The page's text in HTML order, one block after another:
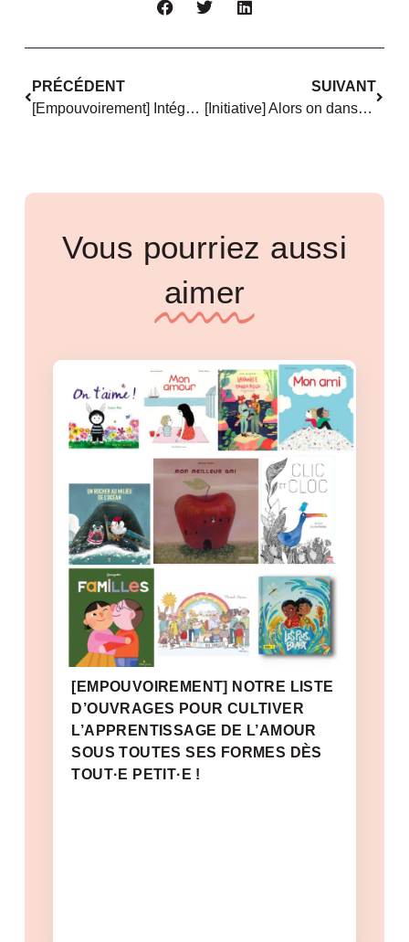
PRÉCÉDENT
[Empouvoirement] Intégrer une chorale féministe ? Oui, mais laquelle ?
SUIVANT
[Initiative] Alors on danse… safe et inclusif ?
Vous pourriez aussi
aimer
[EMPOUVOIREMENT] NOTRE LISTE
D’OUVRAGES POUR CULTIVER
L’APPRENTISSAGE DE L’AMOUR
SOUS TOUTES SES FORMES DÈS
TOUT·E PETIT·E !